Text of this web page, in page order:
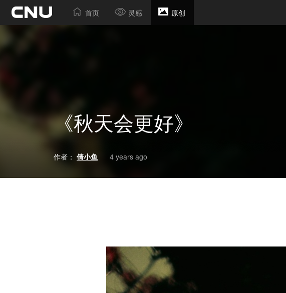
首页 灵感 原创
《秋天会更好》
作者： 倩小鱼 4 years ago